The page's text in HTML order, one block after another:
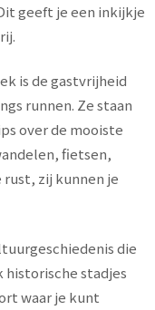
geeft je een inkijkje
is de gastvrijheid
runnen. Ze staan
over de mooiste
fietsen,
zij kunnen je
die
historische stadjes
waar je kunt